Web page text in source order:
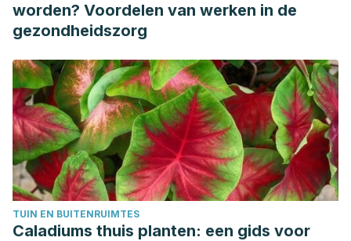
aetiology and usefulness of severity criteria on admission.
González-Romo F, Picazo JJ, García Rojas A. Consenso
sobre la vacunación anti-neumocócica en el adulto por
riesgo de edad y patología de base. Actualización 2017
Rev Esp Quimioter. 2017; 30(2):142-168.
worden? Voordelen van werken in de
gezondheidszorg
TUIN EN BUITENRUIMTES
Caladiums thuis planten: een gids voor